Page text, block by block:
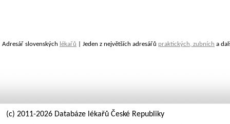
Adresář slovenských lékařů | Jeden z největších adresářů praktických, zubních a
(c) 2011-2026 Databáze lékařů České Republiky